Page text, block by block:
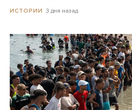
ИСТОРИИ 3 дня назад